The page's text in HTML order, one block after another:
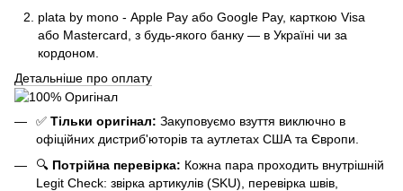
plata by mono - Apple Pay або Google Pay, карткою Visa
або Mastercard, з будь-якого банку — в Україні чи за
кордоном.
Детальніше про оплату
✅ Тільки оригінал: Закуповуємо взуття виключно в
офіційних дистриб'юторів та аутлетах США та Європи.
🔍 Потрійна перевірка: Кожна пара проходить внутрішній
Legit Check: звірка артикулів (SKU), перевірка швів,